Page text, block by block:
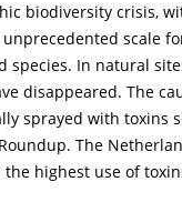
biodiversity crisis,
scale
species. In natural
disappeared. The
sprayed with toxins
The
highest use of